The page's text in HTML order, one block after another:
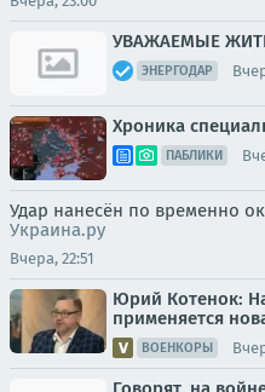
УВАЖАЕМЫЕ
ЭНЕРГОДАР
Хроника
ПАБЛИКИ
Удар нанесён по временно
Украина.ру
Вчера, 22:51
Юрий Котенок:
применяется
ВОЕНКОРЫ